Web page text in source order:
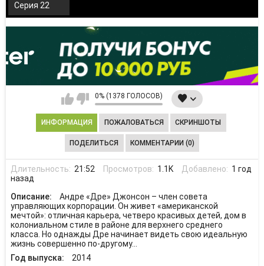
Серия 22
0% (1378 ГОЛОСОВ)
ИНФОРМАЦИЯ ПОЖАЛОВАТЬСЯ СКРИНШОТЫ
ПОДЕЛИТЬСЯ КОММЕНТАРИИ (0)
Длительность: 21:52 Просмотров: 1.1K Добавлено: 1 год
назад
Описание:
Андре «Дре» Джонсон – член совета
управляющих корпорации. Он живет «американской
мечтой»: отличная карьера, четверо красивых детей, дом в
колониальном стиле в районе для верхнего среднего
класса. Но однажды Дре начинает видеть свою идеальную
жизнь совершенно по-другому…
Год выпуска:
2014